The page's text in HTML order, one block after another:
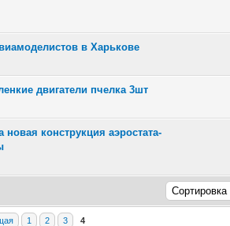
оценка: 2.15 из 5
в Харькове
оценка: 2.19 из 5
345
двигатели пчелка 3шт
оценка: 2 из 5
345
новая конструкция аэростата-
оценка: 2.47 из 5
3
1 2 3 4